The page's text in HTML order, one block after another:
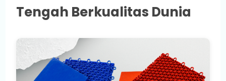
Tengah Berkualitas Dunia